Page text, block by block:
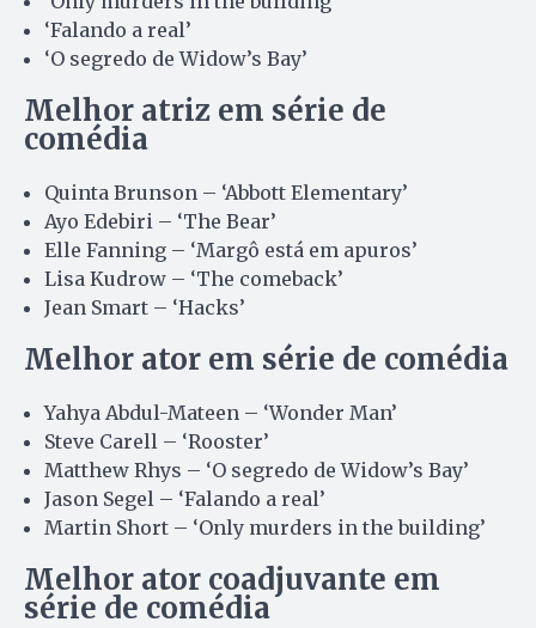
‘Falando a real’
‘O segredo de Widow’s Bay’
Melhor atriz em série de
comédia
Quinta Brunson – ‘Abbott Elementary’
Ayo Edebiri – ‘The Bear’
Elle Fanning – ‘Margô está em apuros’
Lisa Kudrow – ‘The comeback’
Jean Smart – ‘Hacks’
Melhor ator em série de comédia
Yahya Abdul-Mateen – ‘Wonder Man’
Steve Carell – ‘Rooster’
Matthew Rhys – ‘O segredo de Widow’s Bay’
Jason Segel – ‘Falando a real’
Martin Short – ‘Only murders in the building’
Melhor ator coadjuvante em
série de comédia